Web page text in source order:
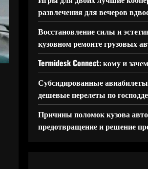
развлечения для вечеров
Восстановление силы и
кузовном ремонте грузовых
Termidesk Connect: кому и
Субсидированные
дешевые перелеты по
Причины поломок кузова
предотвращение и решение